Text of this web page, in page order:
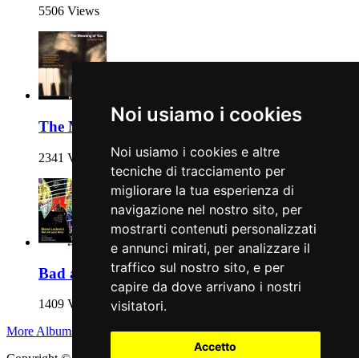
Noi usiamo i cookies
Noi usiamo i cookies e altre
tecniche di tracciamento per
migliorare la tua esperienza di
navigazione nel nostro sito, per
mostrarti contenuti personalizzati
e annunci mirati, per analizzare il
traffico sul nostro sito, e per
capire da dove arrivano i nostri
visitatori.
Accetto
5506 Views
The Meaning of You
2341 Views
Bad and good times
1409 Views
More Albums